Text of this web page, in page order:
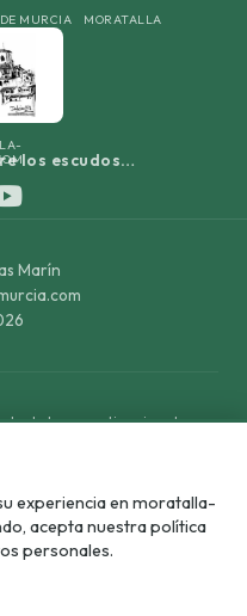
MURCIA MORATALLA
los escudos…
Marín
de la normativa vigente en
facilitada con el fin de
y supresión de datos
contacto:info@moratalla-
.
experiencia en moratalla-
acepta nuestra política
personales.